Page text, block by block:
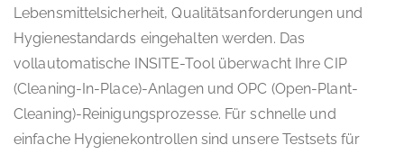
Lebensmittelsicherheit, Qualitätsanforderungen und
Hygienestandards eingehalten werden. Das
vollautomatische INSITE-Tool überwacht Ihre CIP
(Cleaning-In-Place)-Anlagen und OPC (Open-Plant-
Cleaning)-Reinigungsprozesse. Für schnelle und
einfache Hygienekontrollen sind unsere Testsets für